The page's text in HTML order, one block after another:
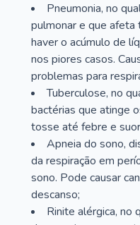
Pneumonia, no
pulmonar e que afeta
haver o acúmulo de
nos piores casos.
problemas para
Tuberculose, no
bactérias que atinge
tosse até febre e
Apneia do sono,
da respiração em
sono. Pode causar
descanso;
Rinite alérgica, no